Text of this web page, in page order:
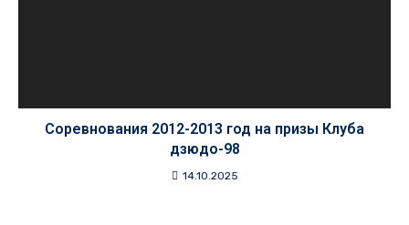
Соревнования 2012-2013 год на призы Клуба
дзюдо-98
14.10.2025